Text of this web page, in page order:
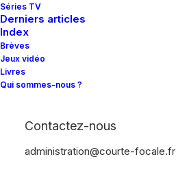
Séries TV
Derniers articles
Index
Brèves
Jeux vidéo
Livres
Qui sommes-nous ?
Contactez-nous
administration@courte-focale.fr